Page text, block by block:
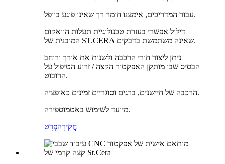
עבור המדריכים, אימצנו חומר רך שאינו פוגע בוופל.
דילול אפשרי בעזרת טכנולוגיית תעלות הוואקום
המובנית של ST.CERA שאינה משתמשת בדבקים.
ניתן ליצור חורי הרכבה ולשנות את אורך ורוחב
הבסיס שבו מותקן האפקטור הקצה / זרוע הטיפול על
הרובוט.
הרכבה של חיישנים, ברגים וסוגריים זמינים כאופציה.
מיועד לשימוש באטמוספירה.
חֲקִירָהפְּרָט